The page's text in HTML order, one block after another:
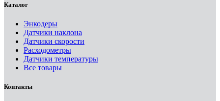
Каталог
Энкодеры
Датчики наклона
Датчики скорости
Расходометры
Датчики температуры
Все товары
Контакты